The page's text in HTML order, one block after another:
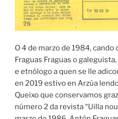
O 4 de marzo de 1984,
Fraguas Fraguas o
e etnólogo a quen se lle
en 2019 estivo en Arzúa
Queixo que conservamos
número 2 da revista “Uilla